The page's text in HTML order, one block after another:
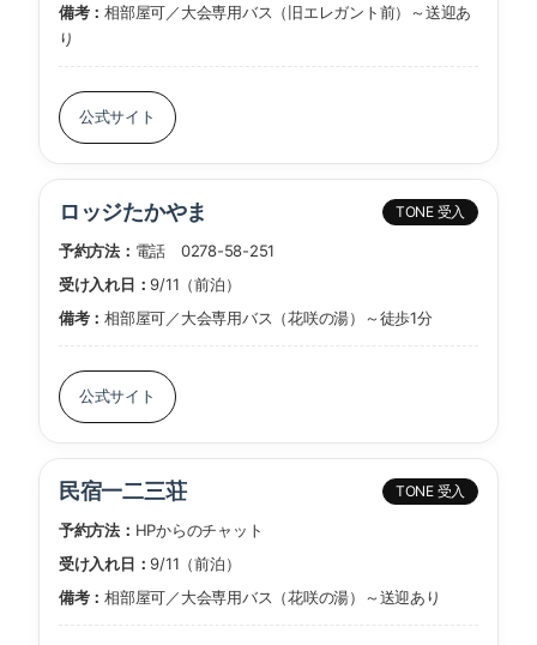
備考：相部屋可／大会専用バス（旧エレガント前）～送迎あ
り
公式サイト
ロッジたかやま TONE 受入
予約方法： 電話 0278-58-251
受け入れ日：9/11（前泊）
備考：相部屋可／大会専用バス（花咲の湯）～徒歩1分
公式サイト
民宿一二三荘 TONE 受入
予約方法： HPからのチャット
受け入れ日：9/11（前泊）
備考：相部屋可／大会専用バス（花咲の湯）～送迎あり